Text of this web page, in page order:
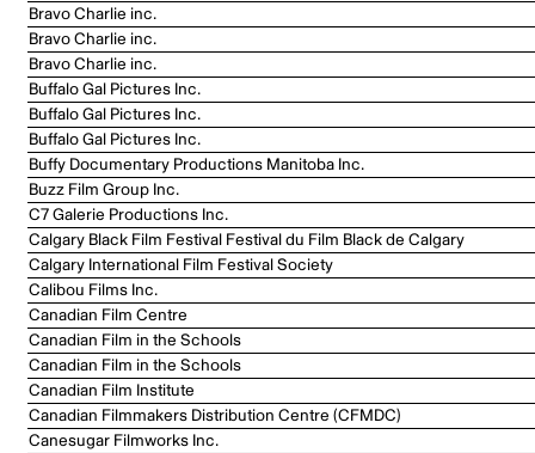
Bravo Charlie inc.
Bravo Charlie inc.
Bravo Charlie inc.
Buffalo Gal Pictures Inc.
Buffalo Gal Pictures Inc.
Buffalo Gal Pictures Inc.
Buffy Documentary Productions Manitoba Inc.
Buzz Film Group Inc.
C7 Galerie Productions Inc.
Calgary Black Film Festival Festival du Film Black de Calgary
Calgary International Film Festival Society
Calibou Films Inc.
Canadian Film Centre
Canadian Film in the Schools
Canadian Film in the Schools
Canadian Film Institute
Canadian Filmmakers Distribution Centre (CFMDC)
Canesugar Filmworks Inc.